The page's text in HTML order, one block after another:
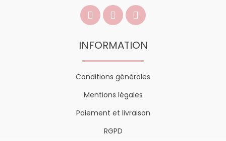
INFORMATION
Conditions générales
Mentions légales
Paiement et livraison
RGPD